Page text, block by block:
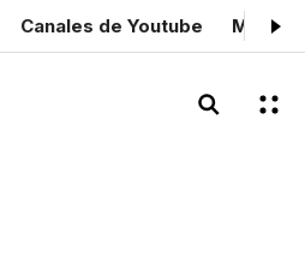
Canales de Youtube Mis